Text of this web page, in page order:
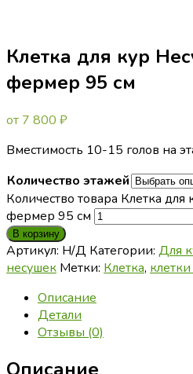
Клетка для кур
фермер 95 см
от 7 800 ₽
Вместимость 10-15 голов на
Количество этажей
Количество товара Клетка
фермер 95 см
В корзину
Артикул: Н/Д Категории: Для
несушек Метки: Клетка,
Описание
Детали
Отзывы (0)